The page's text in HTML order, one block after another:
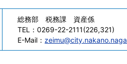
総務部 税務課 資産係
TEL：0269-22-2111(226,321)
E-Mail：